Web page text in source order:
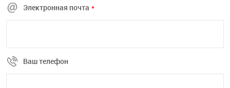
Электронная почта *
Ваш телефон